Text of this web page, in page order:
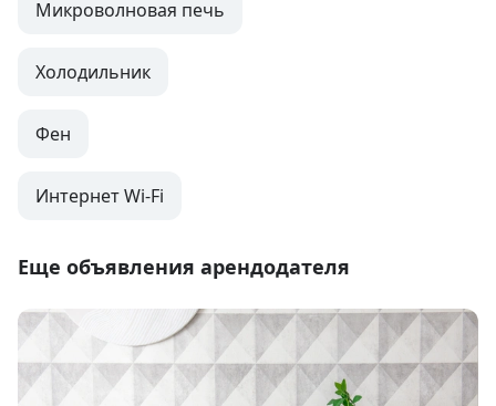
Микроволновая печь
Холодильник
Фен
Интернет Wi-Fi
Еще объявления арендодателя